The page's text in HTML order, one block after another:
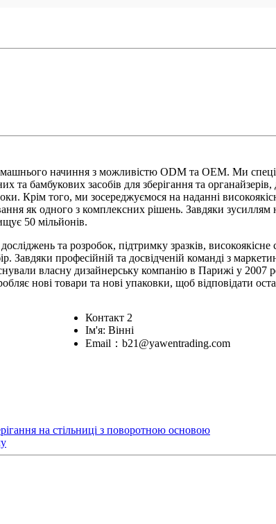
начиння з можливістю ODM та OEM. Ми
та бамбукових засобів для зберігання та
Крім того, ми зосереджуємося на наданні
як одного з комплексних рішень. Завдяки
50 мільйонів.
та розробок, підтримку зразків,
Завдяки професійній та досвідченій команді з
власну дизайнерську компанію в Парижі у
нові товари та нові упаковки, щоб відповідати
Контакт 2
Ім'я: Вінні
Email：b21@yawentrading.com
на стільниці з поворотною основою